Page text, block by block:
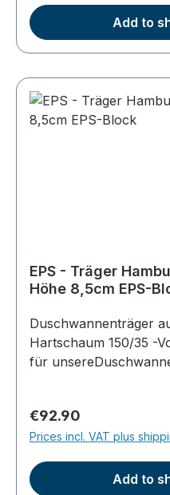
Add to
EPS - Träger
Höhe 8,5cm EPS-
Duschwannenträger
Hartschaum 150/35 -
für
umlaufend 1,5cm
(Platz für die
Duschwanne
Wärmedämmung,
Regular price:
€92.90
Prices incl. VAT plus
Add to